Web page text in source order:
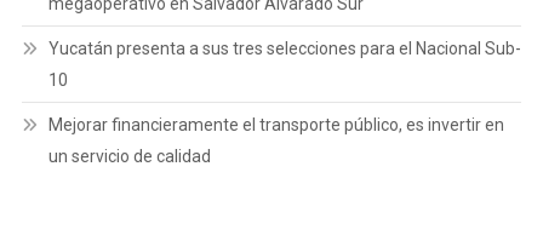
Yucatán presenta a sus tres selecciones para el Nacional Sub-
10
Mejorar financieramente el transporte público, es invertir en
un servicio de calidad